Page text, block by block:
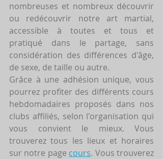
nombreuses et nombreux découvrir
ou redécouvrir notre art martial,
accessible à toutes et tous et
pratiqué dans le partage, sans
considération des différences d'âge,
de sexe, de taille ou autre.
Grâce à une adhésion unique, vous
pourrez profiter des différents cours
hebdomadaires proposés dans nos
clubs affiliés, selon l'organisation qui
vous convient le mieux. Vous
trouverez tous les lieux et horaires
sur notre page cours. Vous trouverez